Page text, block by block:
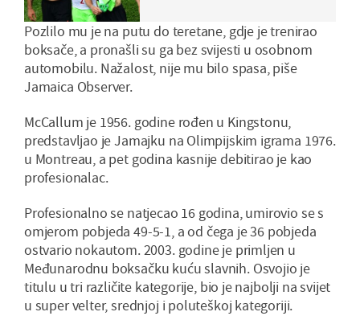
Pozlilo mu je na putu do teretane, gdje je trenirao
boksače, a pronašli su ga bez svijesti u osobnom
automobilu. Nažalost, nije mu bilo spasa, piše
Jamaica Observer.
McCallum je 1956. godine rođen u Kingstonu,
predstavljao je Jamajku na Olimpijskim igrama 1976.
u Montreau, a pet godina kasnije debitirao je kao
profesionalac.
Profesionalno se natjecao 16 godina, umirovio se s
omjerom pobjeda 49-5-1, a od čega je 36 pobjeda
ostvario nokautom. 2003. godine je primljen u
Međunarodnu boksačku kuću slavnih. Osvojio je
titulu u tri različite kategorije, bio je najbolji na svijet
u super velter, srednjoj i poluteškoj kategoriji.